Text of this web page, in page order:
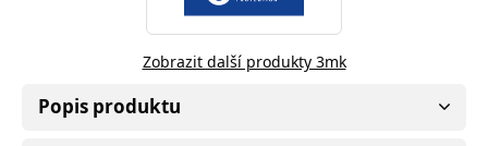
Zobrazit další produkty 3mk
Popis produktu